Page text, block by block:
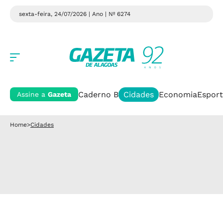
sexta-feira, 24/07/2026 | Ano | Nº 6274
Assine a Gazeta Caderno B Cidades Economia
Home>Cidades